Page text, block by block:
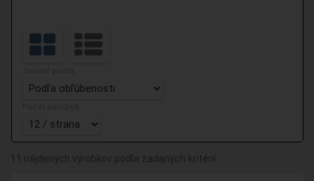
11 nájdených výrobkov podľa zadaných kritérií.